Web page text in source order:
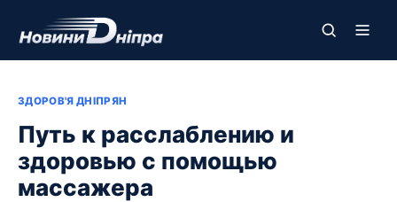
ЗДОРОВ'Я ДНІПРЯН
Путь к расслаблению и
здоровью с помощью
массажера